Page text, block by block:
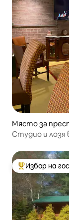
Място за
Студио и лозя
Най-Избор на